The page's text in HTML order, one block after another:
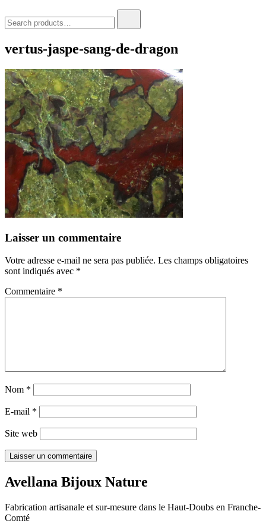
for:
vertus-jaspe-sang-de-dragon
Laisser un commentaire
Votre adresse e-mail ne sera pas publiée. Les champs obligatoires
sont indiqués avec *
Commentaire *
Nom *
E-mail *
Site web
Avellana Bijoux Nature
Fabrication artisanale et sur-mesure dans le Haut-Doubs en Franche-
Comté